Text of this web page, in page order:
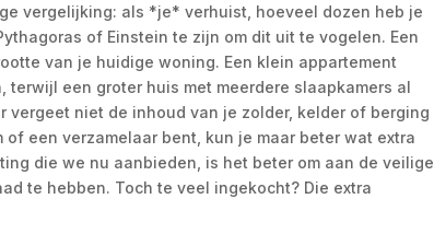
vergelijking: als *je* verhuist, hoeveel dozen heb je
of Einstein te zijn om dit uit te vogelen. Een
van je huidige woning. Een klein appartement
een groter huis met meerdere slaapkamers al
vergeet niet de inhoud van je zolder, kelder of berging
een verzamelaar bent, kun je maar beter wat extra
die we nu aanbieden, is het beter om aan de veilige
te hebben. Toch te veel ingekocht? Die extra